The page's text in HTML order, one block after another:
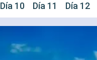
Día 10 Día 11 Día 12